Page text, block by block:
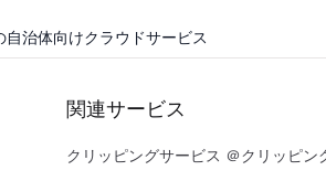
治体向けクラウドサービス
関連サービス
クリッピングサービス ＠クリッピン